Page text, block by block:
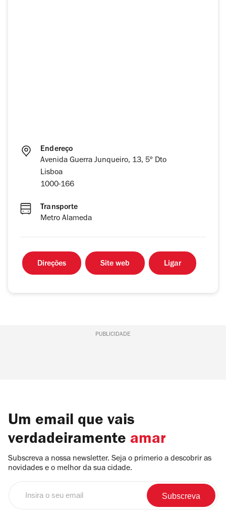
Endereço
Avenida Guerra Junqueiro, 13, 5º Dto
Lisboa
1000-166
Transporte
Metro Alameda
Direções Site web Ligar
PUBLICIDADE
Um email que vais
verdadeiramente amar
Subscreva a nossa newsletter. Seja o primerio a descobrir as
novidades e o melhor da sua cidade.